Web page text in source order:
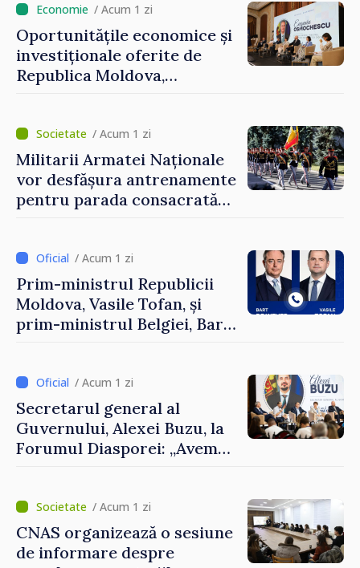
/ Acum 1 zi
Oportunitățile economice și
investiționale oferite de
Republica Moldova,
Forumul Diasporei
/ Acum 1 zi
Militarii Armatei Naționale
vor desfășura antrenamente
pentru parada consacrată
/ Acum 1 zi
Prim-ministrul Republicii
Moldova, Vasile Tofan, și
prim-ministrul Belgiei, Bart
al Republicii Moldova.
/ Acum 1 zi
Secretarul general al
Guvernului, Alexei Buzu, la
Forumul Diasporei: „Avem
construi comunități mai
puternice”
/ Acum 1 zi
CNAS organizează o sesiune
de informare despre